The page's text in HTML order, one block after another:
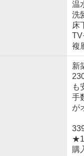
温
洗
床
TV
複
新
も
手
が
購